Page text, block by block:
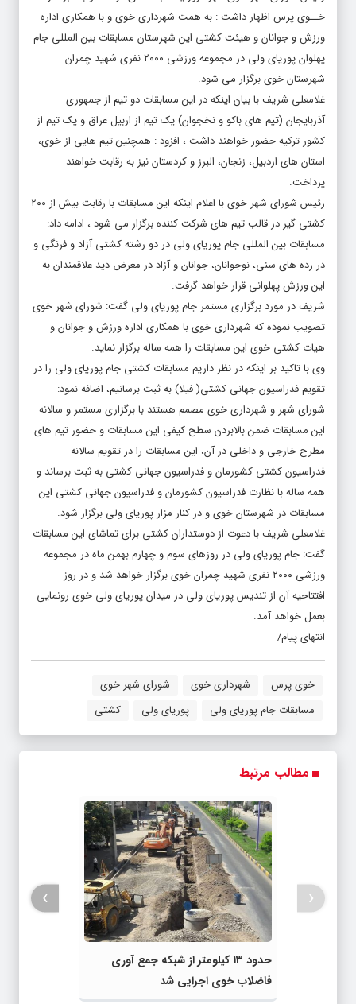
خــوی پرس اظهار داشت : به همت شهرداری خوی و با همکاری اداره
ورزش و جوانان و هیئت کشتی این شهرستان مسابقات بین المللی جام
پهلوان پوریای ولی در مجموعه ورزشی ۲۰۰۰ نفری شهید چمران
شهرستان خوی برگزار می شود.
غلامعلی شریف با بیان اینکه در این مسابقات دو تیم از جمهوری
آذربایجان (تیم های باکو و نخجوان) یک تیم از اربیل عراق و یک تیم از
کشور ترکیه حضور خواهند داشت ، افزود : همچنین تیم هایی از خوی،
استان های اردبیل، زنجان، البرز و کردستان نیز به رقابت خواهند
پرداخت.
رئیس شورای شهر خوی با اعلام اینکه این مسابقات با رقابت بیش از ۲۰۰
کشتی گیر در قالب تیم های شرکت کننده برگزار می شود ، ادامه داد:
مسابقات بین المللی جام پوریای ولی در دو رشته کشتی آزاد و فرنگی و
در رده های سنی، نوجوانان، جوانان و آزاد در معرض دید علاقمندان به
این ورزش پهلوانی قرار خواهد گرفت.
شریف در مورد برگزاری مستمر جام پوریای ولی گفت: شورای شهر خوی
تصویب نموده که شهرداری خوی با همکاری اداره ورزش و جوانان و
هیات کشتی خوی این مسابقات را همه ساله برگزار نماید.
وی با تاکید بر اینکه در نظر داریم مسابقات کشتی جام پوریای ولی را در
تقویم فدراسیون جهانی کشتی( فیلا) به ثبت برسانیم، اضافه نمود:
شورای شهر و شهرداری خوی مصمم هستند با برگزاری مستمر و سالانه
این مسابقات ضمن بالابردن سطح کیفی این مسابقات و حضور تیم های
مطرح خارجی و داخلی در آن، این مسابقات را در تقویم سالانه
فدراسیون کشتی کشورمان و فدراسیون جهانی کشتی به ثبت برساند و
همه ساله با نظارت فدراسیون کشورمان و فدراسیون جهانی کشتی این
مسابقات در شهرستان خوی و در کنار مزار پوریای ولی برگزار شود.
غلامعلی شریف با دعوت از دوستداران کشتی برای تماشای این مسابقات
گفت: جام پوریای ولی در روزهای سوم و چهارم بهمن ماه در مجموعه
ورزشی ۲۰۰۰ نفری شهید چمران خوی برگزار خواهد شد و در روز
افتتاحیه آن از تندیس پوریای ولی در میدان پوریای ولی خوی رونمایی
بعمل خواهد آمد.
انتهای پیام/
خوی پرس شهرداری خوی
شورای شهر خوی
مسابقات جام پوریای ولی
پوریای ولی کشتی
مطالب مرتبط
حدود ۱۳ کیلومتر از شبکه جمع آوری
فاضلاب خوی اجرایی شد
‹
›